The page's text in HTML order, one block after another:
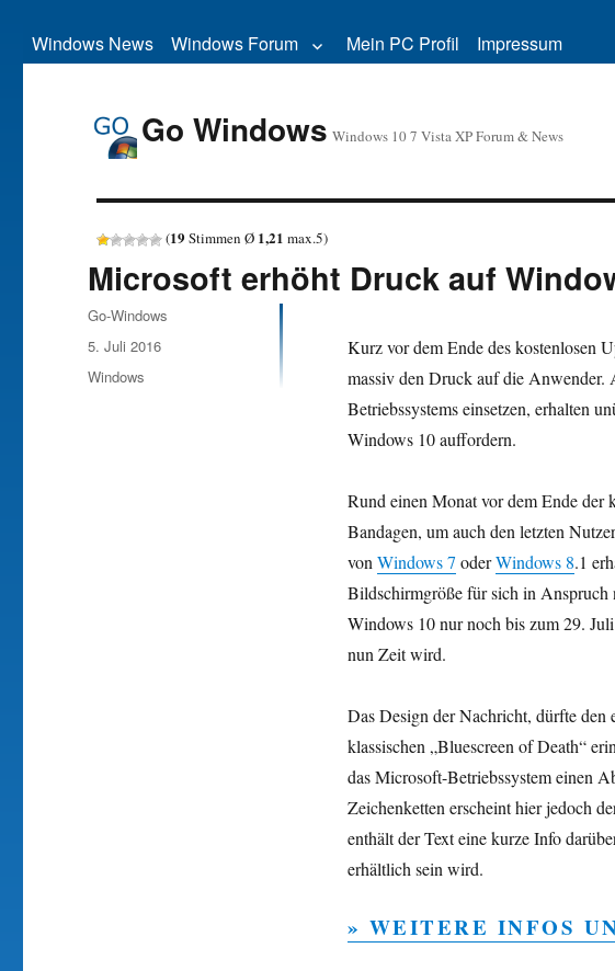
Windows News Windows Forum Mein PC Profil Impressum
Go Windows Windows 10 7 Vista XP Forum & News
(19 Stimmen Ø 1,21 max.5)
Microsoft erhöht Druck auf
Kurz vor dem Ende des kostenlosen
massiv den Druck auf die Anwender.
Betriebssystems einsetzen, erhalten
Windows 10 auffordern.
Rund einen Monat vor dem Ende der
Bandagen, um auch den letzten
vonWindows 7 oderWindows 8.1
Bildschirmgröße für sich in Anspruch
Windows 10 nur noch bis zum 29.
nun Zeit wird.
Das Design der Nachricht, dürfte den
klassischen „Bluescreen of Death“
das Microsoft-Betriebssystem einen
Zeichenketten erscheint hier jedoch
enthält der Text eine kurze Info
erhältlich sein wird.
» WEITERE INFOS
Autor
Go-Windows
Veröffentlicht
am
5. Juli 2016
Kategorien
Windows